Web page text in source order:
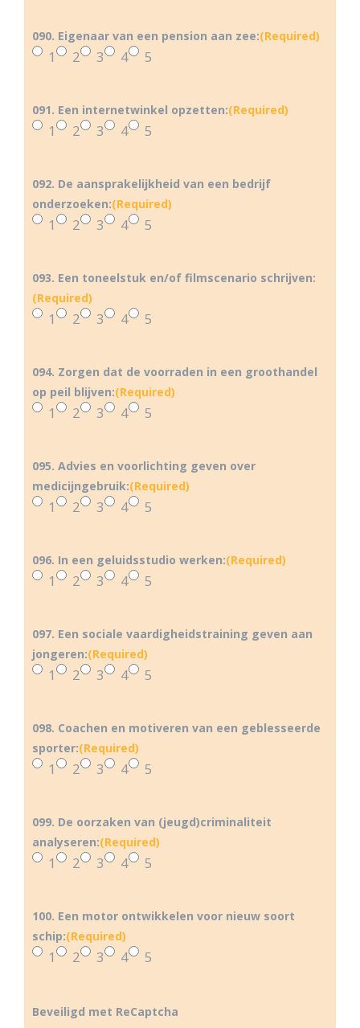
090. Eigenaar van een pension aan zee:(Required)
1 2 3 4 5
091. Een internetwinkel opzetten:(Required)
1 2 3 4 5
092. De aansprakelijkheid van een bedrijf
onderzoeken:(Required)
1 2 3 4 5
093. Een toneelstuk en/of filmscenario schrijven:
(Required)
1 2 3 4 5
094. Zorgen dat de voorraden in een groothandel
op peil blijven:(Required)
1 2 3 4 5
095. Advies en voorlichting geven over
medicijngebruik:(Required)
1 2 3 4 5
096. In een geluidsstudio werken:(Required)
1 2 3 4 5
097. Een sociale vaardigheidstraining geven aan
jongeren:(Required)
1 2 3 4 5
098. Coachen en motiveren van een geblesseerde
sporter:(Required)
1 2 3 4 5
099. De oorzaken van (jeugd)criminaliteit
analyseren:(Required)
1 2 3 4 5
100. Een motor ontwikkelen voor nieuw soort
schip:(Required)
1 2 3 4 5
Beveiligd met ReCaptcha